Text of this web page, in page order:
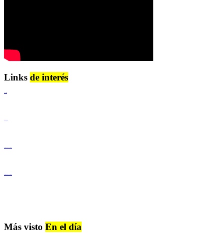
Links de interés
Más visto En el día